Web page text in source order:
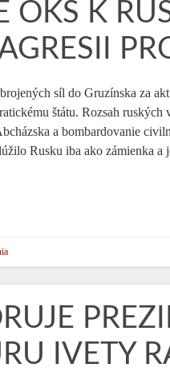
OKS K
síl do Gruzínska za
štátu. Rozsah
a bombardovanie
Rusku iba ako zámienka
IVETY